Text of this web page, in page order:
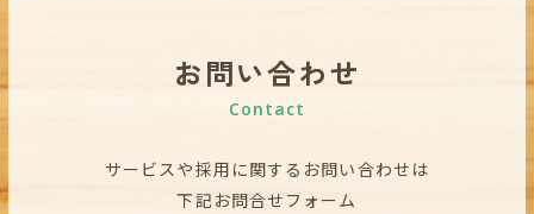
お問い合わせ
Contact
サービスや採用に関するお問い合わせは
下記お問合せフォーム